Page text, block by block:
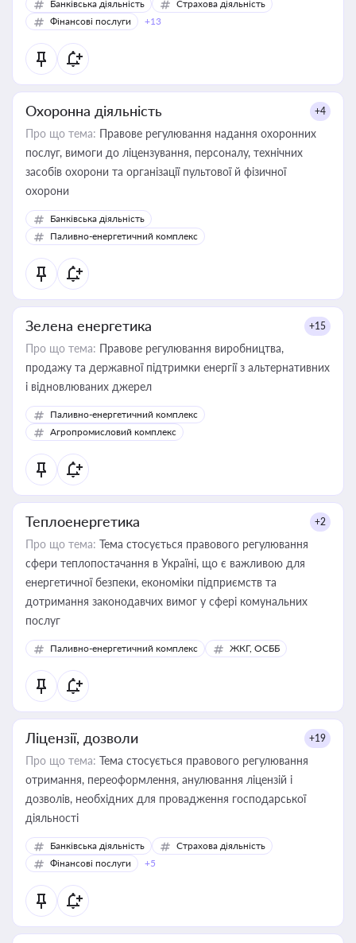
Банківська діяльність
Страхова діяльність
Фінансові послуги
+13
Охоронна діяльність +4
Про що тема: Правове регулювання надання охоронних
послуг, вимоги до ліцензування, персоналу, технічних
засобів охорони та організації пультової й фізичної
охорони
Банківська діяльність
Паливно-енергетичний комплекс
Зелена енергетика +15
Про що тема: Правове регулювання виробництва,
продажу та державної підтримки енергії з альтернативних
і відновлюваних джерел
Паливно-енергетичний комплекс
Агропромисловий комплекс
Теплоенергетика +2
Про що тема: Тема стосується правового регулювання
сфери теплопостачання в Україні, що є важливою для
енергетичної безпеки, економіки підприємств та
дотримання законодавчих вимог у сфері комунальних
послуг
Паливно-енергетичний комплекс ЖКГ, ОСББ
Ліцензії, дозволи +19
Про що тема: Тема стосується правового регулювання
отримання, переоформлення, анулювання ліцензій і
дозволів, необхідних для провадження господарської
діяльності
Банківська діяльність
Страхова діяльність
Фінансові послуги
+5